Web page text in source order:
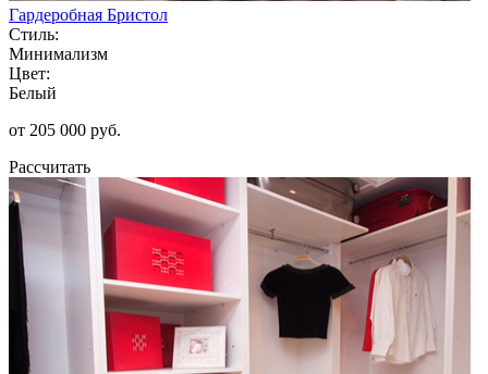
Гардеробная Бристол
Стиль:
Минимализм
Цвет:
Белый
от 205 000 руб.
Рассчитать